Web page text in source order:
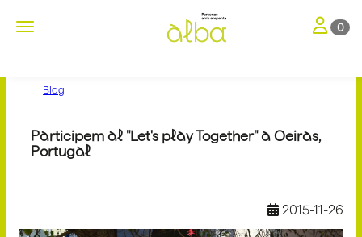
Toggle navigation Toggle
0
Blog
Participem al "Let's play Together" a Oeiras,
Portugal
2015-11-26